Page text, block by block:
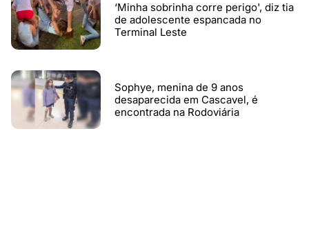
‘Minha sobrinha corre perigo', diz tia
de adolescente espancada no
Terminal Leste
Sophye, menina de 9 anos
desaparecida em Cascavel, é
encontrada na Rodoviária